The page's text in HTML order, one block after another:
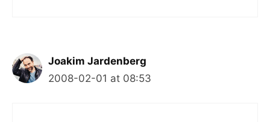
Joakim Jardenberg
2008-02-01 at 08:53